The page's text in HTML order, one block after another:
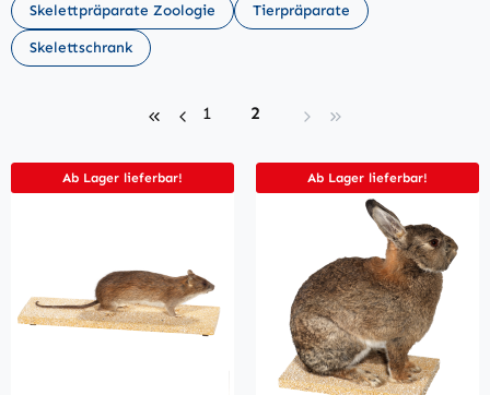
Skelettpräparate Zoologie
Tierpräparate
Skelettschrank
Seite
1 Seite
2
Ab Lager lieferbar! Ab Lager lieferbar!